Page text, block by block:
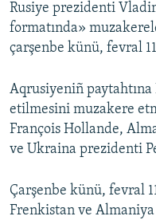
Rusiye prezidenti
formatında»
çarşenbe künü, fevral
Aqrusiyeniñ
etilmesini muzakere
François Hollande,
ve Ukraina prezidenti
Çarşenbe künü, fevral
Frenkistan ve